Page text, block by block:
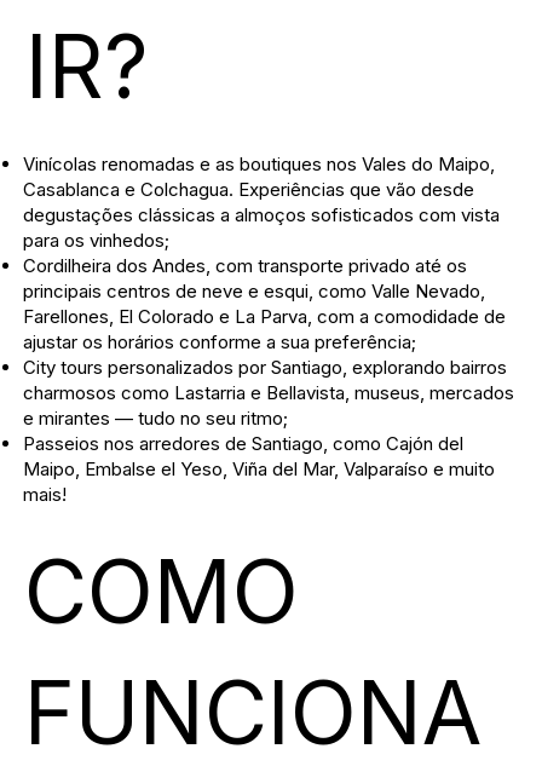
IR?
Vinícolas renomadas e as boutiques nos Vales do Maipo,
Casablanca e Colchagua. Experiências que vão desde
degustações clássicas a almoços sofisticados com vista
para os vinhedos;
Cordilheira dos Andes, com transporte privado até os
principais centros de neve e esqui, como Valle Nevado,
Farellones, El Colorado e La Parva, com a comodidade de
ajustar os horários conforme a sua preferência;
City tours personalizados por Santiago, explorando bairros
charmosos como Lastarria e Bellavista, museus, mercados
e mirantes — tudo no seu ritmo;
Passeios nos arredores de Santiago, como Cajón del
Maipo, Embalse el Yeso, Viña del Mar, Valparaíso e muito
mais!
COMO
FUNCIONA